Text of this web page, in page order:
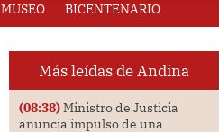
MUSEO BICENTENARIO
Más leídas de Andina
(08:38)Ministro de Justicia
anuncia impulso de una